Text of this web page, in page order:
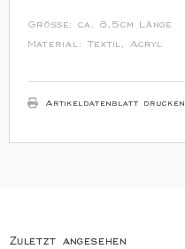
Größe: ca. 8,5cm Länge
Material: Textil, Acryl
Artikeldatenblatt drucken
Zuletzt angesehen